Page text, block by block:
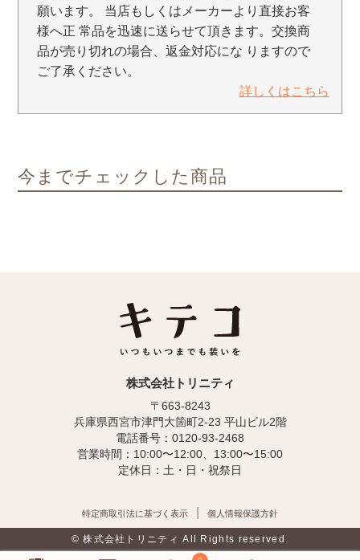
願います。 当店もしくはメーカーより直接お客
様へ正 常品を迅速に送らせて頂きます。交換商
品が売り切れの場合、返金対応にな りますので
ご了承ください。
詳しくはこちら
今までチェックした商品
株式会社トリニティ
〒663-8243
兵庫県西宮市津門大箇町2-23 平山ビル2階
電話番号：0120-93-2468
営業時間：10:00〜12:00、13:00〜15:00
定休日：土・日・祝祭日
特定商取引法に基づく表示 個人情報保護方針
© 株式会社トリニティ All Rights reserved.